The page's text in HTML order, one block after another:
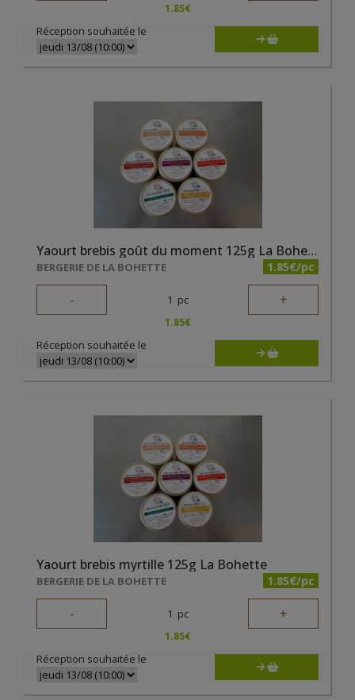
1.85€
Réception souhaitée le
Yaourt brebis goût du moment 125g La Bohette
BERGERIE DE LA BOHETTE 1.85€/pc
- 1 pc +
1.85€
Réception souhaitée le
Yaourt brebis myrtille 125g La Bohette
BERGERIE DE LA BOHETTE 1.85€/pc
- 1 pc +
1.85€
Réception souhaitée le